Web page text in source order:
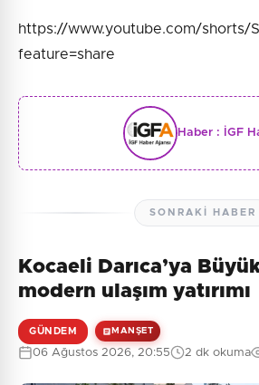
https://www.youtube.com/shorts/
feature=share
Haber : İGF
SONRAKI HABER
Kocaeli Darıca’ya
modern ulaşım yatırımı
GÜNDEM MANŞET
06 Ağustos 2026, 20:55 2 dk okuma